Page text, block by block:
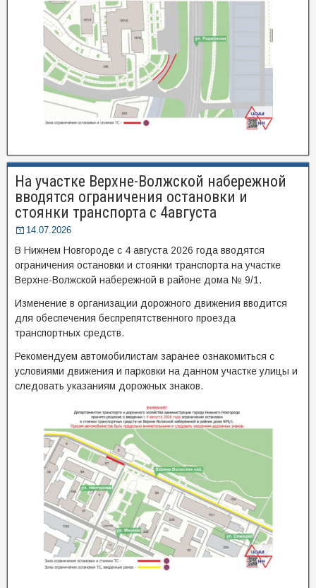
На участке Верхне-Волжской набережной
вводятся ограничения остановки и
стоянки транспорта с 4августа
14.07.2026
В Нижнем Новгороде с 4 августа 2026 года вводятся
ограничения остановки и стоянки транспорта на участке
Верхне-Волжской набережной в районе дома № 9/1.
Изменение в организации дорожного движения вводится
для обеспечения беспрепятственного проезда
транспортных средств.
Рекомендуем автомобилистам заранее ознакомиться с
условиями движения и парковки на данном участке улицы и
следовать указаниям дорожных знаков.